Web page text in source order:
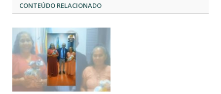
CONTEÚDO RELACIONADO